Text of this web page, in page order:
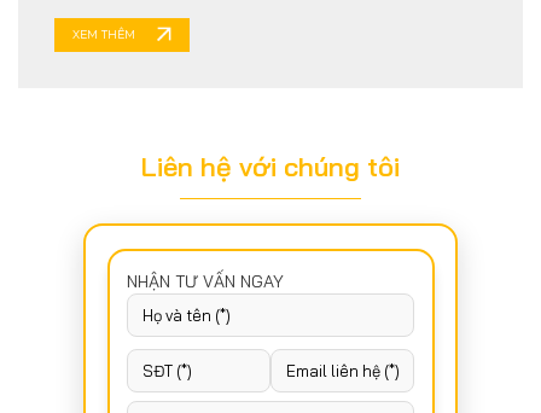
XEM THÊM
Liên hệ với chúng tôi
NHẬN TƯ VẤN NGAY